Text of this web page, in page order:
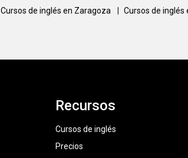
Cursos de inglés en Zaragoza Cursos de inglés
Recursos
Cursos de inglés
Precios